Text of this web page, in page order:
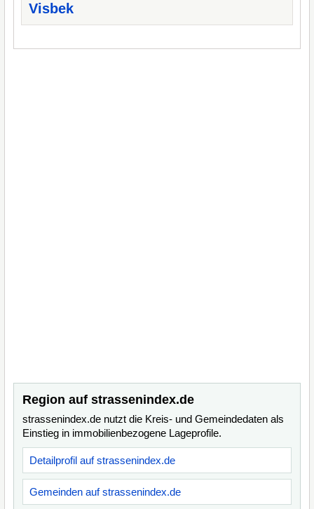
Visbek
Region auf strassenindex.de
strassenindex.de nutzt die Kreis- und Gemeindedaten als
Einstieg in immobilienbezogene Lageprofile.
Detailprofil auf strassenindex.de
Gemeinden auf strassenindex.de